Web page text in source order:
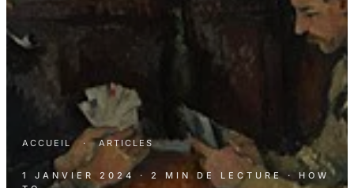
ACCUEIL · ARTICLES
1 JANVIER 2024 · 2 MIN DE LECTURE · HOW